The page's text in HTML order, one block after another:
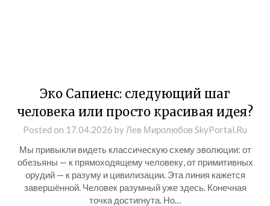
Эко Сапиенс: следующий шаг
человека или просто красивая идея?
Posted on 17.04.2026 by Лев Миролюбов SkyPortal.Ru
Мы привыкли видеть классическую схему эволюции: от
обезьяны — к прямоходящему человеку, от примитивных
орудий — к разуму и цивилизации. Эта линия кажется
завершённой. Человек разумный уже здесь. Конечная
точка достигнута. Но…